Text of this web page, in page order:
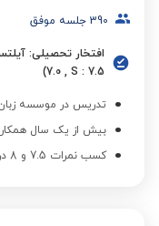
390 جلسه موفق
7.0 , S : 7.5)
تدریس در موسسه
بیش از یک سال
کسب نمرات 7.5 و 8 در آزمون آیلتس آکادمیک توسط زبان آموزانم